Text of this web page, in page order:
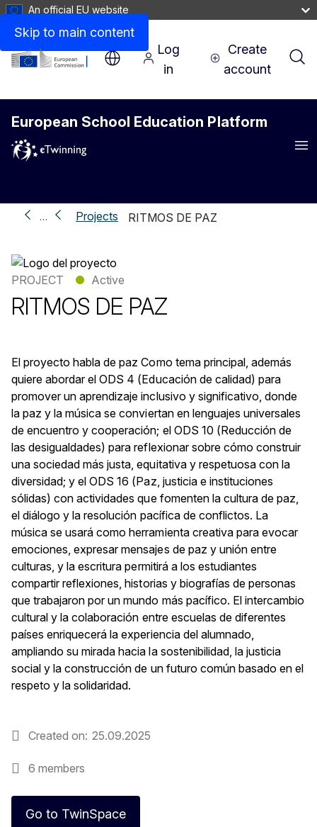
Skip to main content
An official EU website
Log
in
Create
account
European School Education Platform
… Projects RITMOS DE PAZ
PROJECT ● Active
RITMOS DE PAZ
El proyecto habla de paz Como tema principal, además
quiere abordar el ODS 4 (Educación de calidad) para
promover un aprendizaje inclusivo y significativo, donde
la paz y la música se conviertan en lenguajes universales
de encuentro y cooperación; el ODS 10 (Reducción de
las desigualdades) para reflexionar sobre cómo construir
una sociedad más justa, equitativa y respetuosa con la
diversidad; y el ODS 16 (Paz, justicia e instituciones
sólidas) con actividades que fomenten la cultura de paz,
el diálogo y la resolución pacífica de conflictos. La
música se usará como herramienta creativa para evocar
emociones, expresar mensajes de paz y unión entre
culturas, y la escritura permitirá a los estudiantes
compartir reflexiones, historias y biografías de personas
que trabajaron por un mundo más pacífico. El intercambio
cultural y la colaboración entre escuelas de diferentes
países enriquecerá la experiencia del alumnado,
ampliando su mirada hacia la sostenibilidad, la justicia
social y la construcción de un futuro común basado en el
respeto y la solidaridad.
Created on 25.09.2025
6 members
Go to TwinSpace